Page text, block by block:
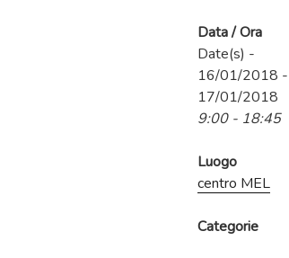
Data / Ora
Date(s) -
16/01/2018 -
17/01/2018
9:00 - 18:45
Luogo
centro MEL
Categorie